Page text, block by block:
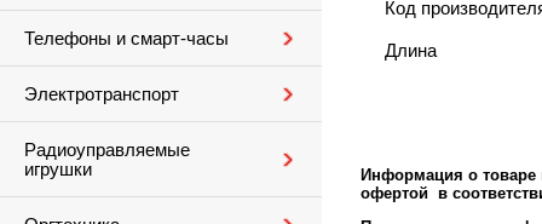
Телефоны и смарт-часы
Электротранспорт
Радиоуправляемые
игрушки
Код
Длина
Информация о товаре
офертой в